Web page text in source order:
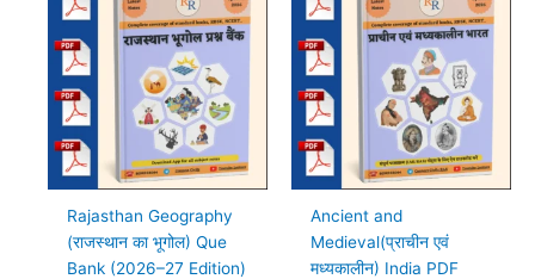
Rajasthan Geography
(राजस्थान का भूगोल) Que
Bank (2026–27 Edition)
Ancient and
Medieval(प्राचीन एवं
मध्यकालीन) India PDF